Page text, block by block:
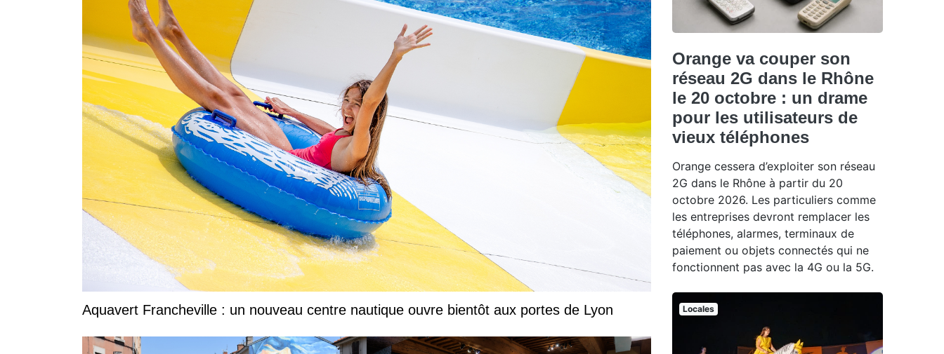
Aquavert Francheville : un nouveau centre nautique ouvre bientôt aux portes de Lyon
Orange va couper son
réseau 2G dans le Rhône
le 20 octobre : un drame
pour les utilisateurs de
vieux téléphones
Orange cessera d’exploiter son réseau
2G dans le Rhône à partir du 20
octobre 2026. Les particuliers comme
les entreprises devront remplacer les
téléphones, alarmes, terminaux de
paiement ou objets connectés qui ne
fonctionnent pas avec la 4G ou la 5G.
Locales